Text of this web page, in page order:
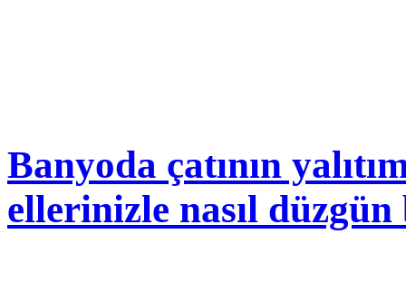
Banyoda çatının
ellerinizle nasıl düzgün